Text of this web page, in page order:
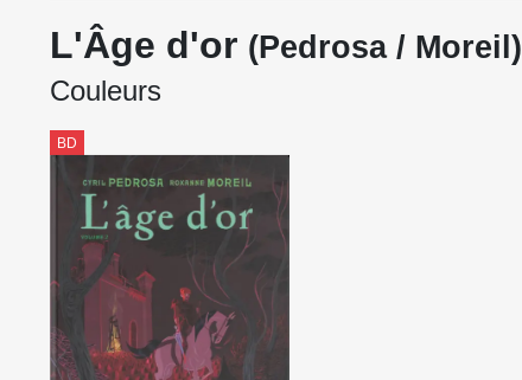
L'Âge d'or (Pedrosa / Moreil)
Couleurs
BD